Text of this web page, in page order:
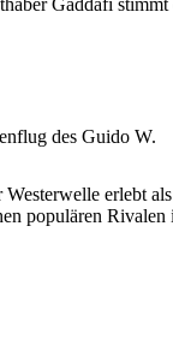
Gaddafi
des Guido W.
erlebt
populären